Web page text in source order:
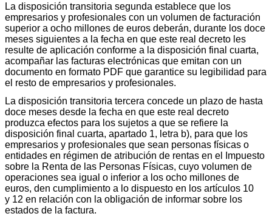
La disposición transitoria segunda establece que los
empresarios y profesionales con un volumen de facturación
superior a ocho millones de euros deberán, durante los doce
meses siguientes a la fecha en que este real decreto les
resulte de aplicación conforme a la disposición final cuarta,
acompañar las facturas electrónicas que emitan con un
documento en formato PDF que garantice su legibilidad para
el resto de empresarios y profesionales.
La disposición transitoria tercera concede un plazo de hasta
doce meses desde la fecha en que este real decreto
produzca efectos para los sujetos a que se refiere la
disposición final cuarta, apartado 1, letra b), para que los
empresarios y profesionales que sean personas físicas o
entidades en régimen de atribución de rentas en el Impuesto
sobre la Renta de las Personas Físicas, cuyo volumen de
operaciones sea igual o inferior a los ocho millones de
euros, den cumplimiento a lo dispuesto en los artículos 10
y 12 en relación con la obligación de informar sobre los
estados de la factura.